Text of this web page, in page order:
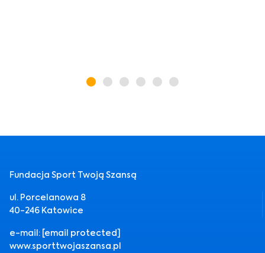
Fundacja Sport Twoją Szansą
ul. Porcelanowa 8
40-246 Katowice
e-mail: [email protected]
www.sporttwojaszansa.pl